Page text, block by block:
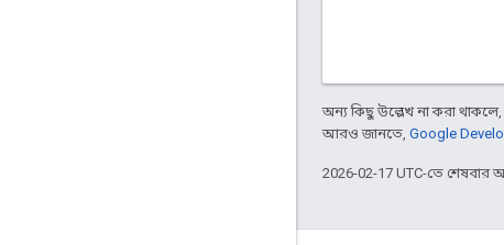
অন্য কিছু উল্লেখ না করা থাকলে,
আরও জানতে, Google
2026-02-17 UTC-তে শেষবার